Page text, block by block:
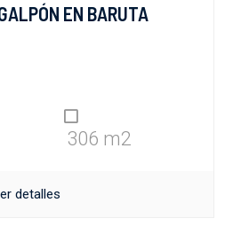
EN BARUTA
306 m2
detalles